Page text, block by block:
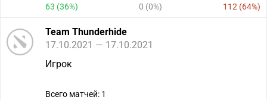
63 (36%) 0 (0%) 112 (64%)
Team Thunderhide
17.10.2021 — 17.10.2021
Игрок
Всего матчей: 1